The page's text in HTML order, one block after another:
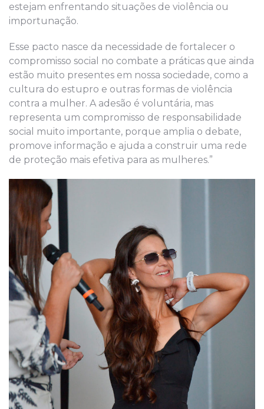
estejam enfrentando situações de violência ou
importunação.
Esse pacto nasce da necessidade de fortalecer o
compromisso social no combate a práticas que ainda
estão muito presentes em nossa sociedade, como a
cultura do estupro e outras formas de violência
contra a mulher. A adesão é voluntária, mas
representa um compromisso de responsabilidade
social muito importante, porque amplia o debate,
promove informação e ajuda a construir uma rede
de proteção mais efetiva para as mulheres.”